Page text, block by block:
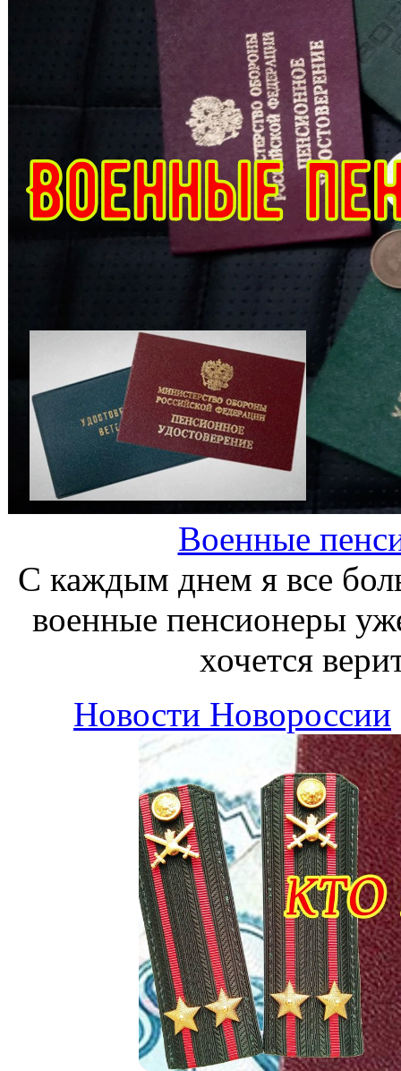
Военные
С каждым днем я все
военные пенсионеры
хочется
Новости Новороссии